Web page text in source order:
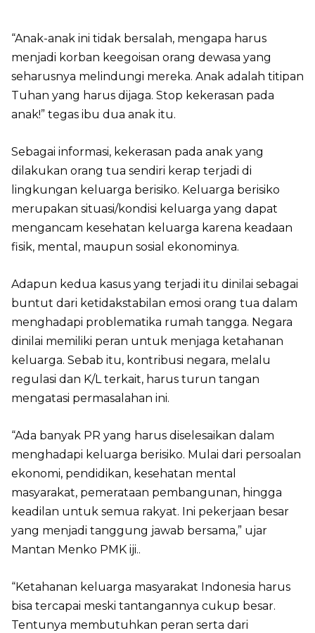
“Anak-anak ini tidak bersalah, mengapa harus
menjadi korban keegoisan orang dewasa yang
seharusnya melindungi mereka. Anak adalah titipan
Tuhan yang harus dijaga. Stop kekerasan pada
anak!” tegas ibu dua anak itu.
Sebagai informasi, kekerasan pada anak yang
dilakukan orang tua sendiri kerap terjadi di
lingkungan keluarga berisiko. Keluarga berisiko
merupakan situasi/kondisi keluarga yang dapat
mengancam kesehatan keluarga karena keadaan
fisik, mental, maupun sosial ekonominya.
Adapun kedua kasus yang terjadi itu dinilai sebagai
buntut dari ketidakstabilan emosi orang tua dalam
menghadapi problematika rumah tangga. Negara
dinilai memiliki peran untuk menjaga ketahanan
keluarga. Sebab itu, kontribusi negara, melalu
regulasi dan K/L terkait, harus turun tangan
mengatasi permasalahan ini.
“Ada banyak PR yang harus diselesaikan dalam
menghadapi keluarga berisiko. Mulai dari persoalan
ekonomi, pendidikan, kesehatan mental
masyarakat, pemerataan pembangunan, hingga
keadilan untuk semua rakyat. Ini pekerjaan besar
yang menjadi tanggung jawab bersama,” ujar
Mantan Menko PMK iji..
“Ketahanan keluarga masyarakat Indonesia harus
bisa tercapai meski tantangannya cukup besar.
Tentunya membutuhkan peran serta dari